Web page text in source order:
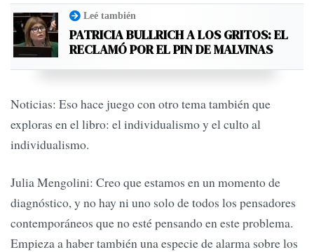
Leé también
PATRICIA BULLRICH A LOS GRITOS: EL
RECLAMÓ POR EL PIN DE MALVINAS
Noticias: Eso hace juego con otro tema también que
exploras en el libro: el individualismo y el culto al
individualismo.
Julia Mengolini: Creo que estamos en un momento de
diagnóstico, y no hay ni uno solo de todos los pensadores
contemporáneos que no esté pensando en este problema.
Empieza a haber también una especie de alarma sobre los